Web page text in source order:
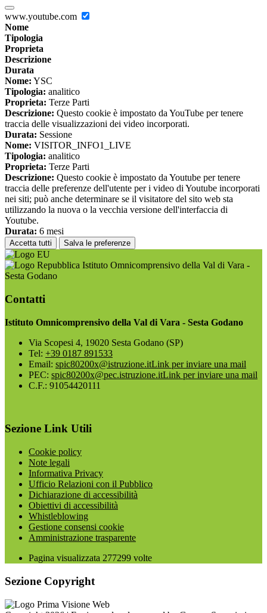
www.youtube.com
Nome
Tipologia
Proprieta
Descrizione
Durata
Nome: YSC
Tipologia: analitico
Proprieta: Terze Parti
Descrizione: Questo cookie è impostato da YouTube per tenere
traccia delle visualizzazioni dei video incorporati.
Durata: Sessione
Nome: VISITOR_INFO1_LIVE
Tipologia: analitico
Proprieta: Terze Parti
Descrizione: Questo cookie è impostato da Youtube per tenere
traccia delle preferenze dell'utente per i video di Youtube incorporati
nei siti; può anche determinare se il visitatore del sito web sta
utilizzando la nuova o la vecchia versione dell'interfaccia di
Youtube.
Durata: 6 mesi
Accetta tutti Salva le preferenze
Istituto Omnicomprensivo della Val di Vara -
Sesta Godano
Contatti
Istituto Omnicomprensivo della Val di Vara - Sesta Godano
Via Scopesi 4, 19020 Sesta Godano (SP)
Tel: +39 0187 891533
Email: spic80200x@istruzione.itLink per inviare una mail
PEC: spic80200x@pec.istruzione.itLink per inviare una mail
C.F.: 91054420111
Sezione Link Utili
Cookie policy
Note legali
Informativa Privacy
Ufficio Relazioni con il Pubblico
Dichiarazione di accessibilità
Obiettivi di accessibilità
Whistleblowing
Gestione consensi cookie
Amministrazione trasparente
Pagina visualizzata 277299 volte
Sezione Copyright